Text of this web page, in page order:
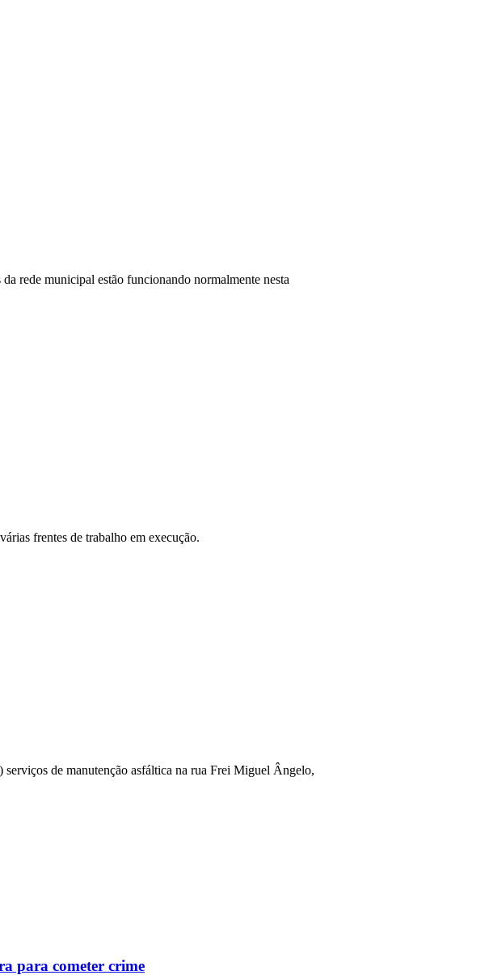
rede municipal estão funcionando normalmente nesta
frentes de trabalho em execução.
de manutenção asfáltica na rua Frei Miguel Ângelo,
para cometer crime